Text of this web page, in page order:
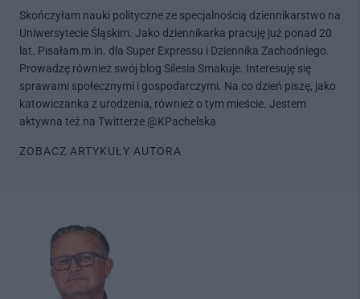
Skończyłam nauki polityczne ze specjalnością dziennikarstwo na
Uniwersytecie Śląskim. Jako dziennikarka pracuję już ponad 20
lat. Pisałam m.in. dla Super Expressu i Dziennika Zachodniego.
Prowadzę również swój blog Silesia Smakuje. Interesuję się
sprawami społecznymi i gospodarczymi. Na co dzień piszę, jako
katowiczanka z urodzenia, również o tym mieście. Jestem
aktywna też na Twitterze @KPachelska
ZOBACZ ARTYKUŁY AUTORA